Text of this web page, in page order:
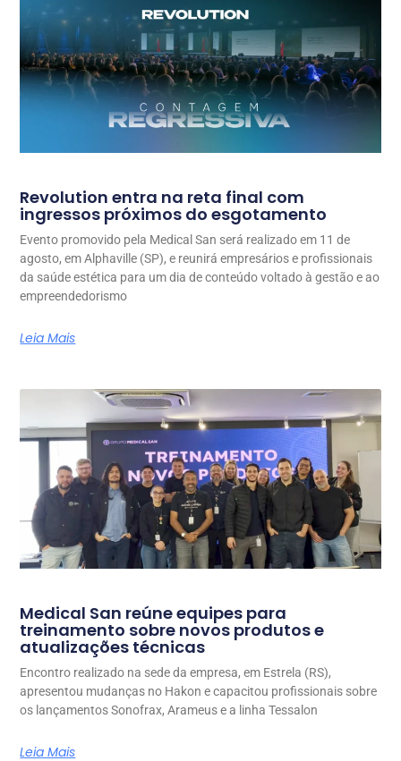
Revolution entra na reta final com
ingressos próximos do esgotamento
Evento promovido pela Medical San será realizado em 11 de
agosto, em Alphaville (SP), e reunirá empresários e profissionais
da saúde estética para um dia de conteúdo voltado à gestão e ao
empreendedorismo
Leia Mais
Medical San reúne equipes para
treinamento sobre novos produtos e
atualizações técnicas
Encontro realizado na sede da empresa, em Estrela (RS),
apresentou mudanças no Hakon e capacitou profissionais sobre
os lançamentos Sonofrax, Arameus e a linha Tessalon
Leia Mais